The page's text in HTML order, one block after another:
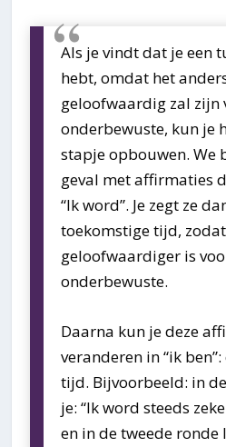
Als je vindt dat je een
hebt, omdat het
geloofwaardig zal zijn
onderbewuste, kun je
stapje opbouwen. We
geval met affirmaties
“Ik word”. Je zegt ze
toekomstige tijd,
geloofwaardiger is
onderbewuste.
Daarna kun je deze
veranderen in “ik
tijd. Bijvoorbeeld: in
je: “Ik word steeds
en in de tweede ronde